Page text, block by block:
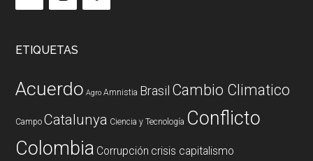
ETIQUETAS
Acuerdo Agro Amnistia Brasil Cambio Climatico
Campo Catalunya Ciencia y Tecnología Conflicto
Colombia Corrupción crisis capitalismo